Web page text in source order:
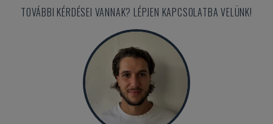
TOVÁBBI KÉRDÉSEI VANNAK? LÉPJEN KAPCSOLATBA VELÜNK!